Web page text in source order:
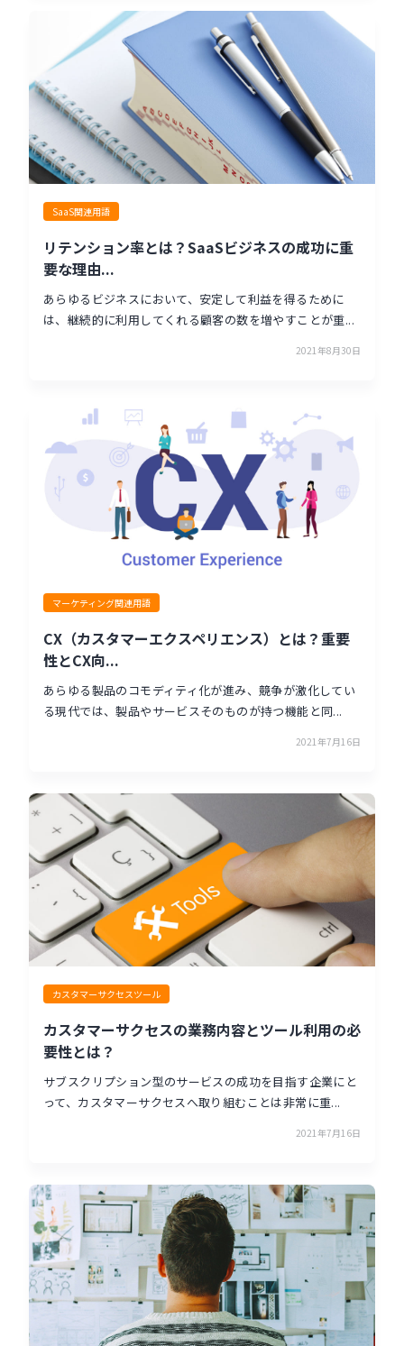
SaaS関連用語
リテンション率とは？SaaSビジネスの成功に重
要な理由...
あらゆるビジネスにおいて、安定して利益を得るために
は、継続的に利用してくれる顧客の数を増やすことが重...
2021年8月30日
マーケティング関連用語
CX（カスタマーエクスペリエンス）とは？重要
性とCX向...
あらゆる製品のコモディティ化が進み、競争が激化してい
る現代では、製品やサービスそのものが持つ機能と同...
2021年7月16日
カスタマーサクセスツール
カスタマーサクセスの業務内容とツール利用の必
要性とは？
サブスクリプション型のサービスの成功を目指す企業にと
って、カスタマーサクセスへ取り組むことは非常に重...
2021年7月16日